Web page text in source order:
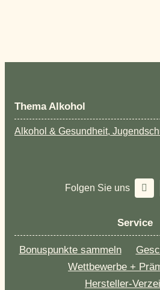
Thema Alkohol
Alkohol & Gesundheit,
Folgen Sie uns
Service
Bonuspunkte sammeln
Wettbewerbe +
Hersteller-